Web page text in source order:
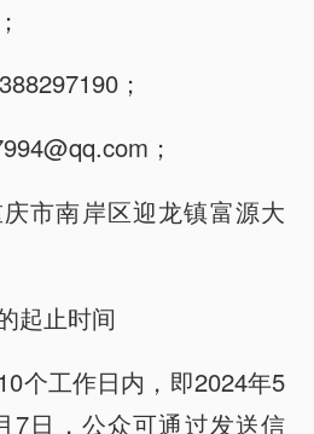
；
；
市南岸区迎龙镇富源大
起止时间
个工作日内，即2024年5
7日，公众可通过发送信